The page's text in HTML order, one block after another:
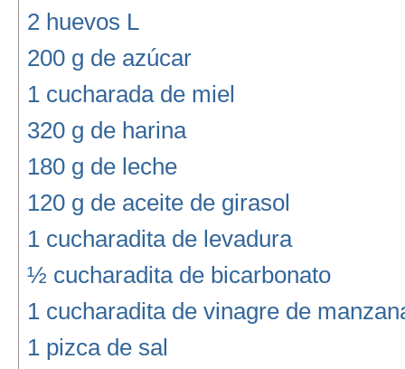
2 huevos L
200 g de azúcar
1 cucharada de miel
320 g de harina
180 g de leche
120 g de aceite de girasol
1 cucharadita de levadura
½ cucharadita de bicarbonato
1 cucharadita de vinagre de
1 pizca de sal